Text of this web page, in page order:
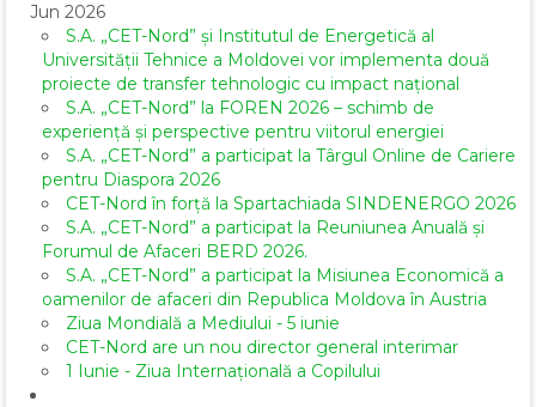
Jun 2026
S.A. „CET-Nord” și Institutul de Energetică al
Universității Tehnice a Moldovei vor implementa două
proiecte de transfer tehnologic cu impact național
S.A. „CET-Nord” la FOREN 2026 – schimb de
experiență și perspective pentru viitorul energiei
S.A. „CET-Nord” a participat la Târgul Online de Cariere
pentru Diaspora 2026
CET-Nord în forță la Spartachiada SINDENERGO 2026
S.A. „CET-Nord” a participat la Reuniunea Anuală și
Forumul de Afaceri BERD 2026.
S.A. „CET-Nord” a participat la Misiunea Economică a
oamenilor de afaceri din Republica Moldova în Austria
Ziua Mondială a Mediului - 5 iunie
CET-Nord are un nou director general interimar
1 Iunie - Ziua Internațională a Copilului